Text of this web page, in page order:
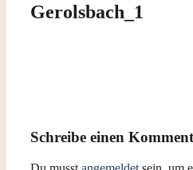
Gerolsbach_1
Schreibe einen